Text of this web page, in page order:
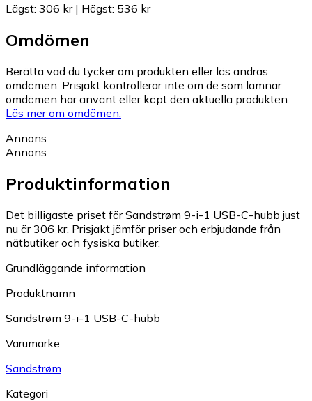
Lägst: 306 kr| Högst: 536 kr
Omdömen
Berätta vad du tycker om produkten eller läs andras
omdömen. Prisjakt kontrollerar inte om de som lämnar
omdömen har använt eller köpt den aktuella produkten.
Läs mer om omdömen.
Annons
Annons
Produktinformation
Det billigaste priset för Sandstrøm 9-i-1 USB-C-hubb just
nu är 306 kr. Prisjakt jämför priser och erbjudande från
nätbutiker och fysiska butiker.
Grundläggande information
Produktnamn
Sandstrøm 9-i-1 USB-C-hubb
Varumärke
Sandstrøm
Kategori